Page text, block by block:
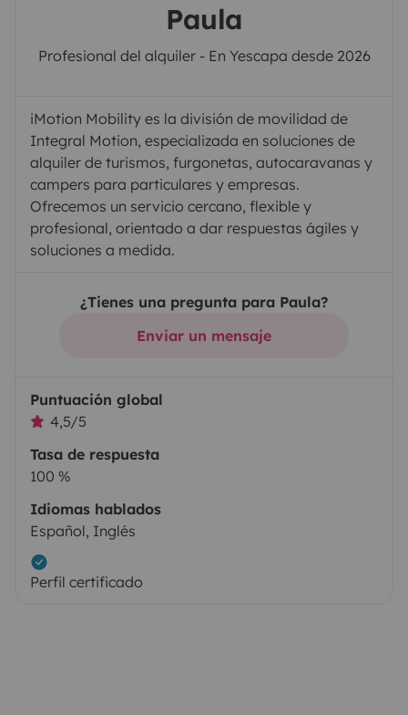
Paula
Profesional del alquiler - En Yescapa desde 2026
iMotion Mobility es la división de movilidad de
Integral Motion, especializada en soluciones de
alquiler de turismos, furgonetas, autocaravanas y
campers para particulares y empresas.
Ofrecemos un servicio cercano, flexible y
profesional, orientado a dar respuestas ágiles y
soluciones a medida.
¿Tienes una pregunta para Paula?
Enviar un mensaje
Puntuación global
4,5/5
Tasa de respuesta
100 %
Idiomas hablados
Español, Inglés
Perfil certificado